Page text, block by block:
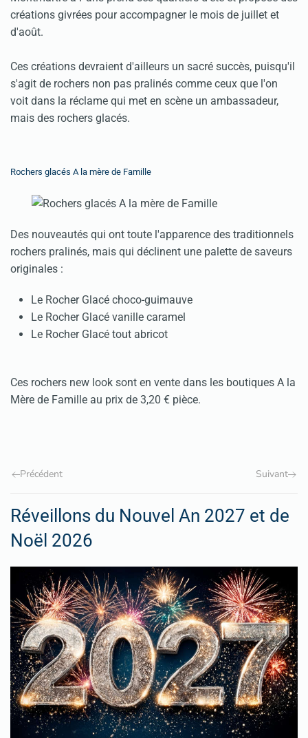
créations givrées pour accompagner le mois de juillet et
d'août.
Ces créations devraient d'ailleurs un sacré succès, puisqu'il
s'agit de rochers non pas pralinés comme ceux que l'on
voit dans la réclame qui met en scène un ambassadeur,
mais des rochers glacés.
Rochers glacés A la mère de Famille
Des nouveautés qui ont toute l'apparence des traditionnels
rochers pralinés, mais qui déclinent une palette de saveurs
originales :
Le Rocher Glacé choco-guimauve
Le Rocher Glacé vanille caramel
Le Rocher Glacé tout abricot
Ces rochers new look sont en vente dans les boutiques A la
Mère de Famille au prix de 3,20 € pièce.
Précédent Suivant
Réveillons du Nouvel An 2027 et de
Noël 2026